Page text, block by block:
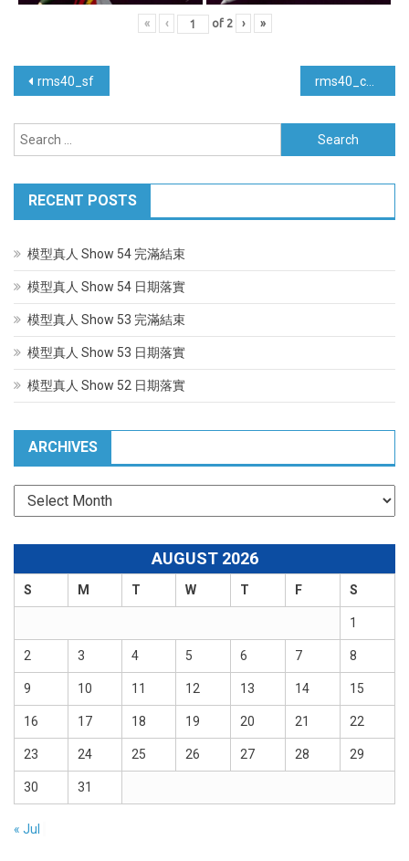
« ‹ of 2 › »
Post
navigation
rms40_sf rms40_car
Search
for:
RECENT POSTS
模型真人 Show 54 完滿結束
模型真人 Show 54 日期落實
模型真人 Show 53 完滿結束
模型真人 Show 53 日期落實
模型真人 Show 52 日期落實
ARCHIVES
Archives
AUGUST 2026
S M T W T F S
1
2 3 4 5 6 7 8
9 10 11 12 13 14 15
16 17 18 19 20 21 22
23 24 25 26 27 28 29
30 31
« Jul